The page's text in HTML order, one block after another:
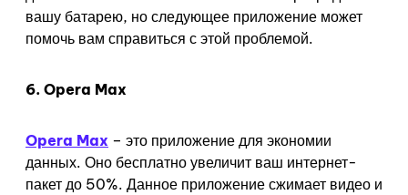
вашу батарею, но следующее приложение может
помочь вам справиться с этой проблемой.
6. Opera Max
Opera Max – это приложение для экономии
данных. Оно бесплатно увеличит ваш интернет-
пакет до 50%. Данное приложение сжимает видео и